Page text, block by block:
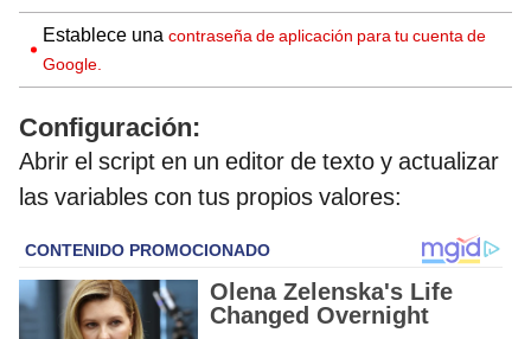
Establece una contraseña de aplicación para tu cuenta de
Google.
Configuración:
Abrir el script en un editor de texto y actualizar
las variables con tus propios valores: